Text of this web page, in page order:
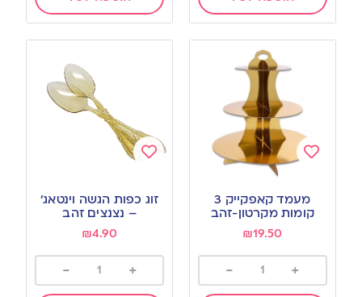
to
wishlist
מעמד קאפקייק 3
קומות מקרטון-זהב
₪19.50
+
-
to
wishlist
זוג כפות הגשה וינטאג’
– נצנצים זהב
₪4.90
+
-